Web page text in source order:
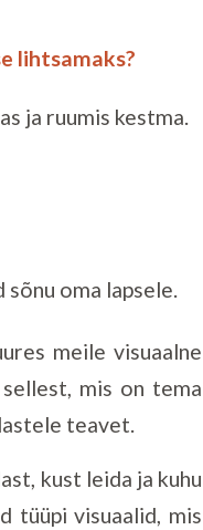
lihtsamaks?
ja ruumis kestma.
sõnu oma lapsele.
meile visuaalne
mis on tema
teavet.
kust leida ja kuhu
tüüpi visuaalid, mis